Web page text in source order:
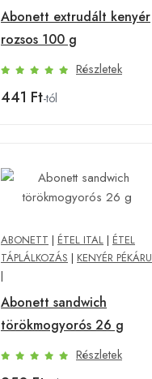
Abonett extrudált kenyér
rozsos 100 g
Részletek
441 Ft-tól
ABONETT | ÉTEL ITAL | ÉTEL
TÁPLÁLKOZÁS | KENYÉR PÉKÁRU
|
Abonett sandwich
törökmogyorós 26 g
Részletek